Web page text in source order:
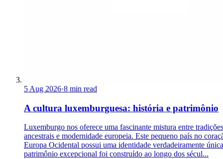
5 Aug 2026·8 min read
A cultura luxemburguesa: história e patrimônio
Luxemburgo nos oferece uma fascinante mistura entre tradições
ancestrais e modernidade europeia. Este pequeno país no
Europa Ocidental possui uma identidade verdadeiramente
patrimônio excepcional foi construído ao longo dos sécul...